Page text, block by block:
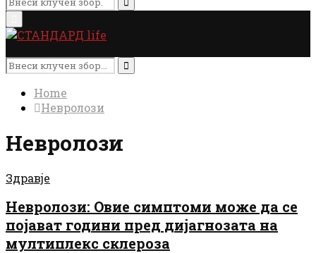
for:
Search
Menu
Search
for:
Search
Home
Невролози
Невролози
Здравје
Невролози: Овие симптоми може да се
појават години пред дијагнозата на
мултиплекс склероза